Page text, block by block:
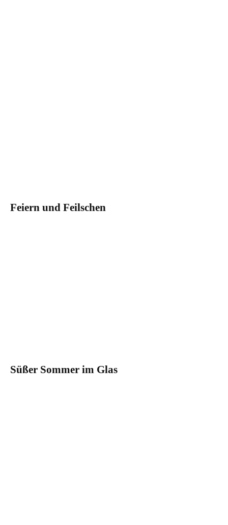
Feiern und Feilschen
Süßer Sommer im Glas